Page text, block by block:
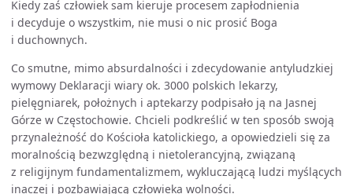
Kiedy zaś człowiek sam kieruje procesem zapłodnienia
i decyduje o wszystkim, nie musi o nic prosić Boga
i duchownych.
Co smutne, mimo absurdalności i zdecydowanie antyludzkiej
wymowy Deklaracji wiary ok. 3000 polskich lekarzy,
pielęgniarek, położnych i aptekarzy podpisało ją na Jasnej
Górze w Częstochowie. Chcieli podkreślić w ten sposób swoją
przynależność do Kościoła katolickiego, a opowiedzieli się za
moralnością bezwzględną i nietolerancyjną, związaną
z religijnym fundamentalizmem, wykluczającą ludzi myślących
inaczej i pozbawiającą człowieka wolności.